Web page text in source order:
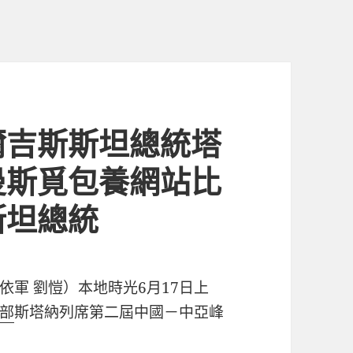
斯斯坦總統塔
覓包養網站比
總統
軍 劉愷）本地時光6月17日上
斯塔納列席第二屆中國－中亞峰